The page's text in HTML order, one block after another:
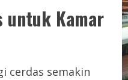
untuk Kamar
cerdas semakin